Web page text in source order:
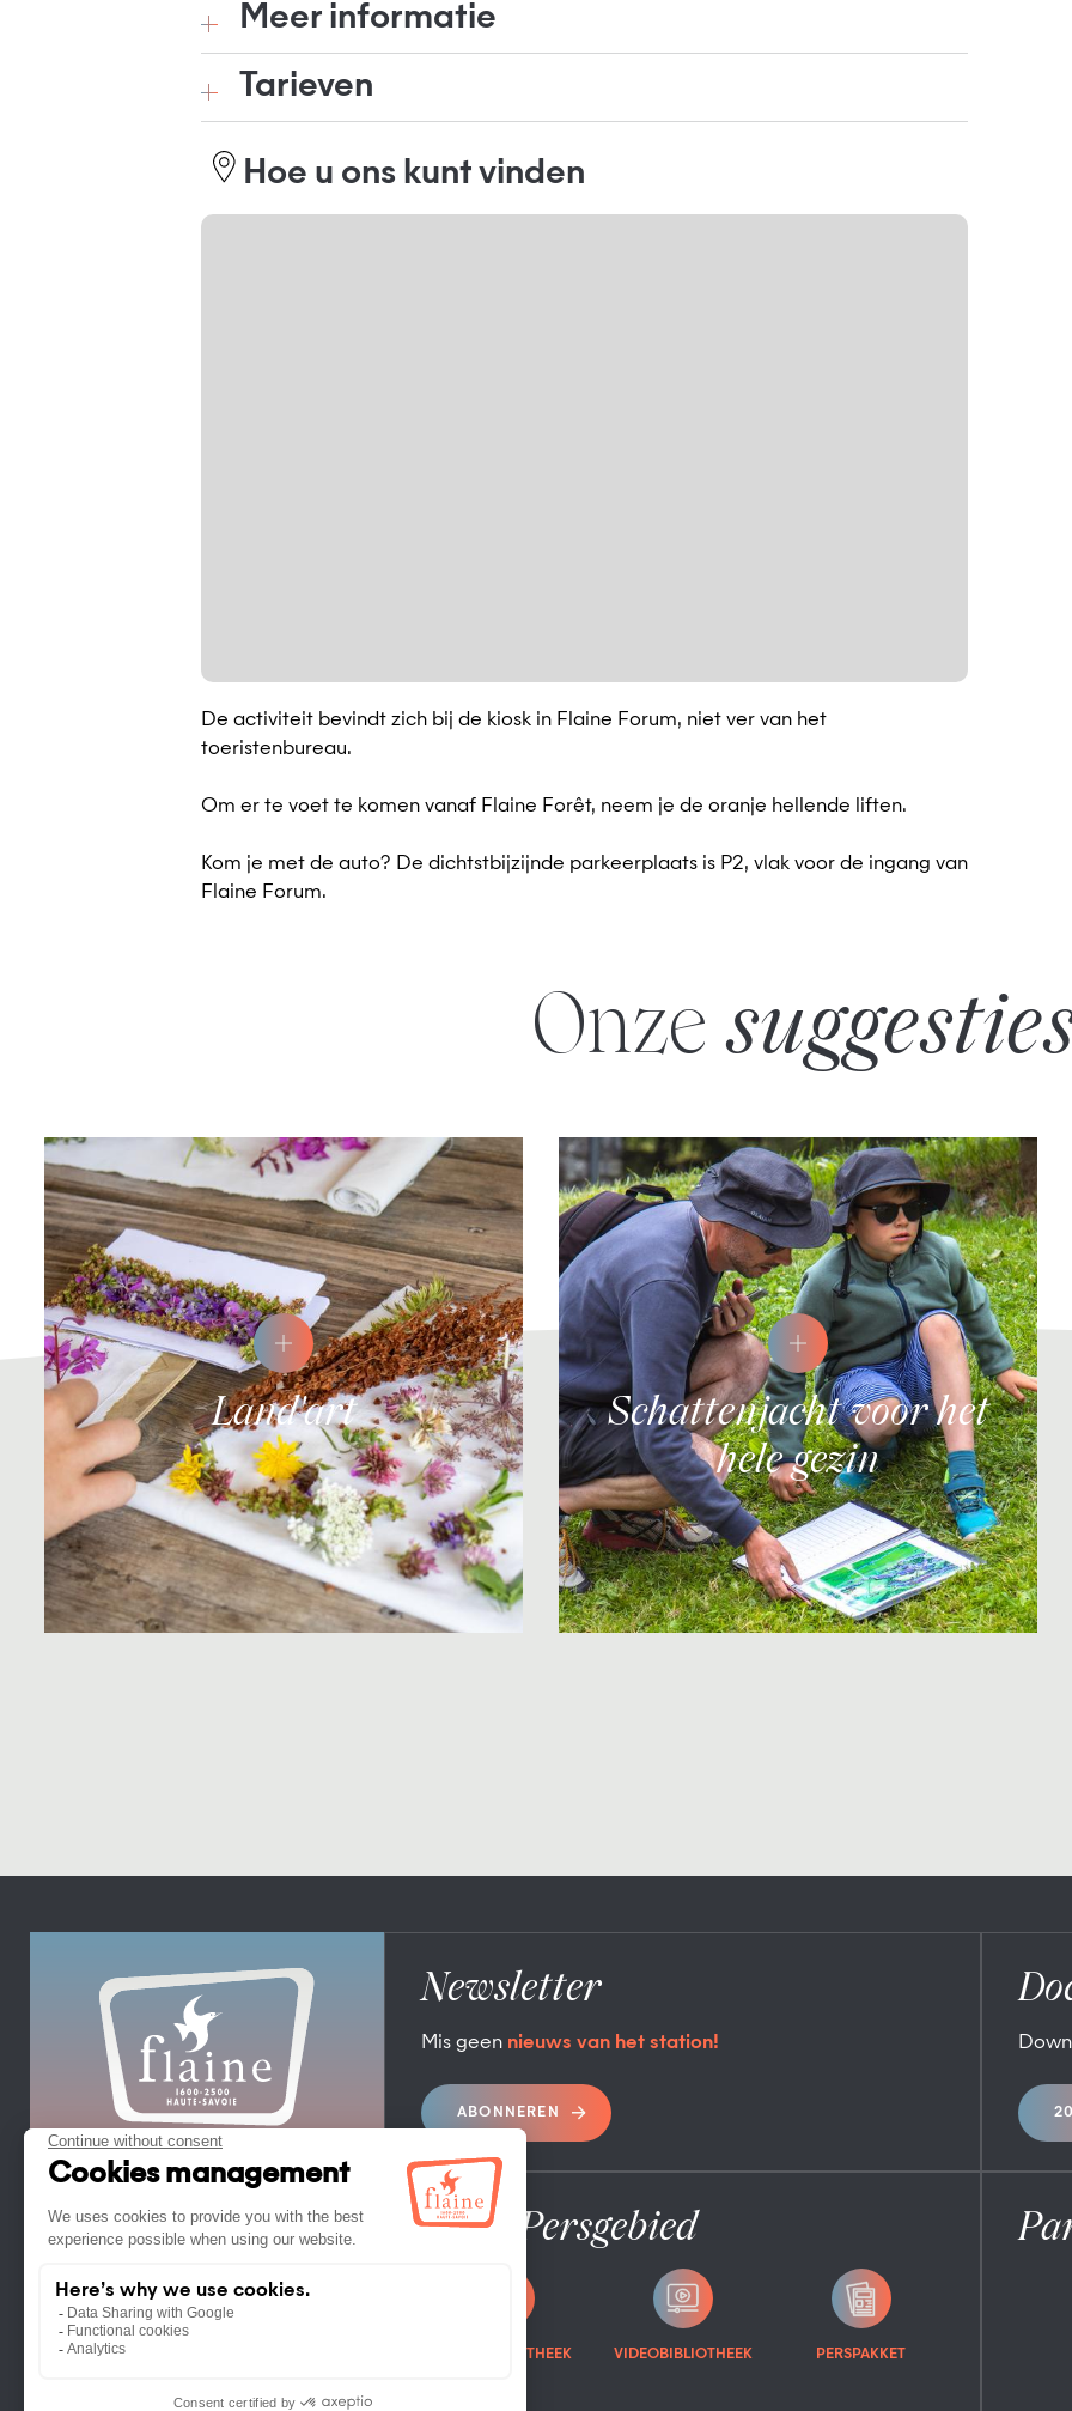
Meer informatie
Tarieven
Hoe u ons kunt vinden
De activiteit bevindt zich bij de kiosk in Flaine Forum, niet ver van het
toeristenbureau.
Om er te voet te komen vanaf Flaine Forêt, neem je de oranje hellende liften.
Kom je met de auto? De dichtstbijzijnde parkeerplaats is P2, vlak voor de ingang van
Flaine Forum.
Onze
Land'art
Schattenjacht voor het
hele gezin
TOERISTENBUREAU FLAINE
FLAINE FORUM – 74300 FLAINE
TEL. +33 (0)4 50 90 80 01
Newsletter
Mis geen nieuws van het station!
ABONNEREN
Pro / Persgebied
FOTOBIBLIOTHEEK VIDEOBIBLIOTHEEK PERSPAKKET